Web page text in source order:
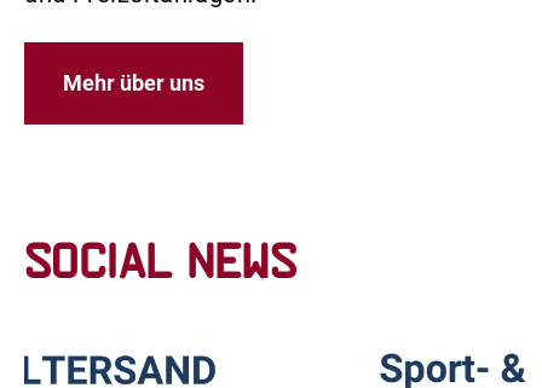
Mehr über uns
Social News